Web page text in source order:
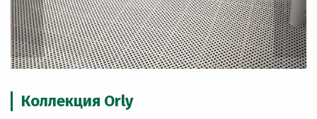
Коллекция Orly